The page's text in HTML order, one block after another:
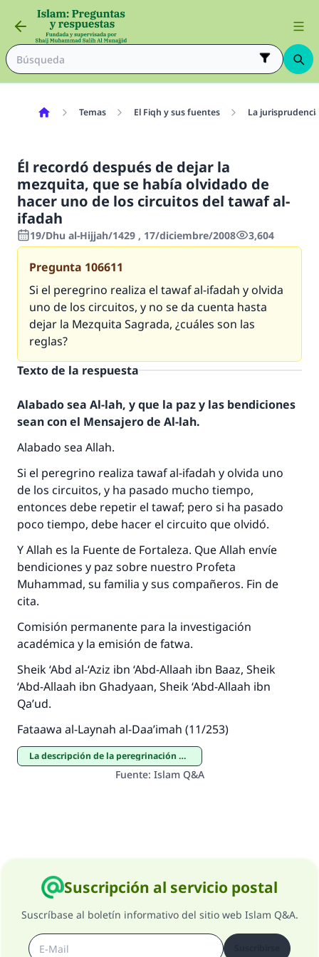
Temas El Fiqh y sus fuentes La
Él recordó después de dejar la
mezquita, que se había olvidado de
hacer uno de los circuitos del tawaf al-
ifadah
19/Dhu al-Hijjah/1429 , 17/diciembre/2008 3,604
Pregunta 106611
Si el peregrino realiza el tawaf al-ifadah y olvida
uno de los circuitos, y no se da cuenta hasta
dejar la Mezquita Sagrada, ¿cuáles son las
reglas?
Texto de la respuesta
Alabado sea Al-lah, y que la paz y las bendiciones
sean con el Mensajero de Al-lah.
Alabado sea Allah.
Si el peregrino realiza tawaf al-ifadah y olvida uno
de los circuitos, y ha pasado mucho tiempo,
entonces debe repetir el tawaf; pero si ha pasado
poco tiempo, debe hacer el circuito que olvidó.
Y Allah es la Fuente de Fortaleza. Que Allah envíe
bendiciones y paz sobre nuestro Profeta
Muhammad, su familia y sus compañeros. Fin de
cita.
Comisión permanente para la investigación
académica y la emisión de fatwa.
Sheik ‘Abd al-‘Aziz ibn ‘Abd-Allaah ibn Baaz, Sheik
‘Abd-Allaah ibn Ghadyaan, Sheik ‘Abd-Allaah ibn
Qa’ud.
Fataawa al-Laynah al-Daa’imah (11/253)
La descripción de la peregrinación mayor y menor
Fuente: Islam Q&A
Suscripción al servicio postal
Suscríbase al boletín informativo del sitio web Islam Q&A.
La respuesta no. 110845 salvó un
matrimonio.
Desde la Q hasta la A, su contribución ayuda a
IslamQA.
Profeta ﷺ dijo:
"Una persona que orienta a otros a hacer el
bien obtendrá la misma recompensa que
aquellos que lo realicen."
(MUSLIM, 1893)
Contribuir